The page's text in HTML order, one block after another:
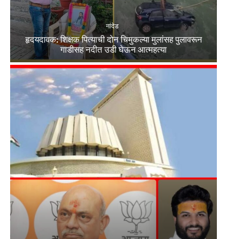
नांदेड
हृदयदावक: शिक्षक पित्याची दोन चिमुकल्या मुलांसह पुलावरून
गाडीसह नदीत उडी घेऊन आत्महत्या